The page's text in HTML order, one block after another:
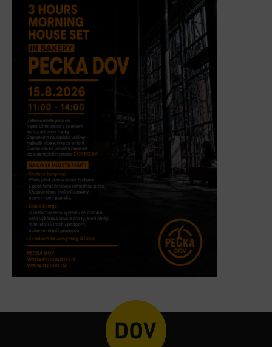
L’Osteria
PECKA DOV
Restaurace VP ART
Bistropen
CØKAFE Dolní Vítkovice
FUTURE café
Catering
Ubytování
Hotel VP1
Vila Liběna
Další
Narozeninové oslavy
Letní tábory